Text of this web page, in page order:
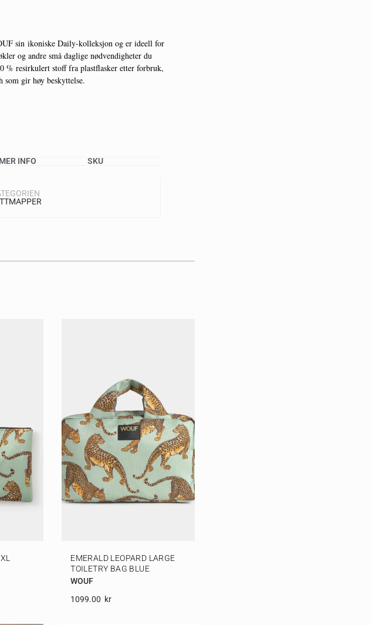
sin ikoniske Daily-kolleksjon og er ideell for
og andre små daglige nødvendigheter du
% resirkulert stoff fra plastflasker etter forbruk,
som gir høy beskyttelse.
MER INFO SKU
EMERALD LEOPARD LARGE
TOILETRY BAG BLUE
WOUF
1099.00 Kr